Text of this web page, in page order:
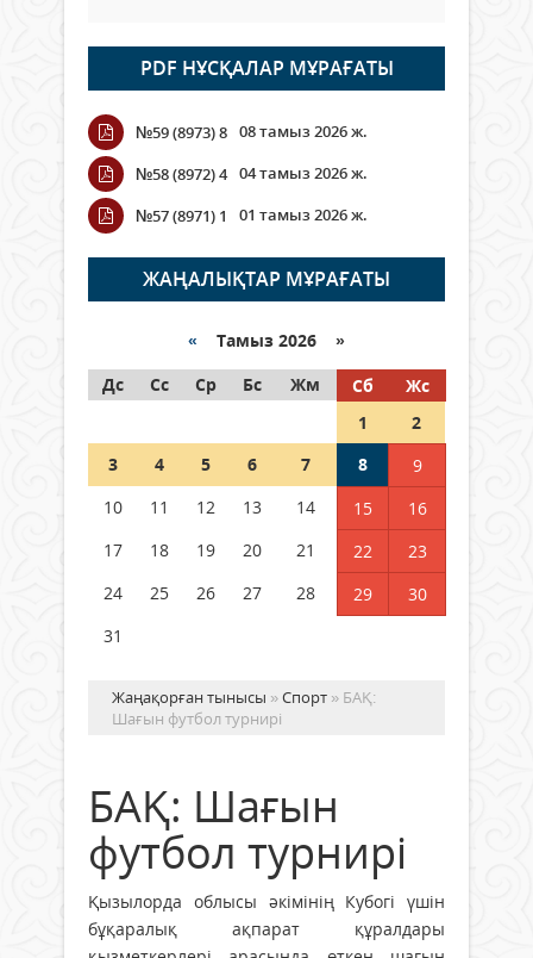
Open Air: Қызылорда облысы
полиция департаменті 20
мыңнан астам көрерменнің
қауіпсіздігін қамтамасыз етті
06 тамыз 2026 ж.
Wi-Fi ҚАБЫРҒА АРҚЫЛЫ ҚАЛАЙ
ӨТЕДІ?
06 тамыз 2026 ж. 261
граждане Казахстана,
05 тамыз 2026 ж. 143
Шетелде жүрген Қазақстан
азаматтары қалай дауыс бере
PDF НҰСҚАЛАР МҰРАҒАТЫ
№59 (8973) 8 08 тамыз 2026 ж.
№58 (8972) 4 04 тамыз 2026 ж.
№57 (8971) 1
01 тамыз 2026 ж.
ЖАҢАЛЫҚТАР МҰРАҒАТЫ
« Тамыз 2026 »
Дс
Сс Ср Бс Жм Сб
Жс
1
2
3
4 5 6 7 8
9
10
11 12 13 14 15
16
17
18 19 20 21 22
23
24
25 26 27 28 29
30
31
Жаңақорған тынысы »Спорт » БАҚ:
Шағын футбол турнирі
БАҚ: Шағын
футбол турнирі
Қызылорда облысы әкімінің Кубогі үшін
бұқаралық ақпарат құралдары